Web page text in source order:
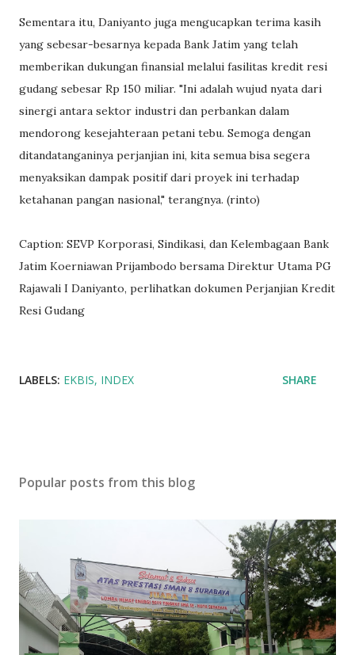
Sementara itu, Daniyanto juga mengucapkan terima kasih
yang sebesar-besarnya kepada Bank Jatim yang telah
memberikan dukungan finansial melalui fasilitas kredit resi
gudang sebesar Rp 150 miliar. "Ini adalah wujud nyata dari
sinergi antara sektor industri dan perbankan dalam
mendorong kesejahteraan petani tebu. Semoga dengan
ditandatanganinya perjanjian ini, kita semua bisa segera
menyaksikan dampak positif dari proyek ini terhadap
ketahanan pangan nasional," terangnya. (rinto)
Caption: SEVP Korporasi, Sindikasi, dan Kelembagaan Bank
Jatim Koerniawan Prijambodo bersama Direktur Utama PG
Rajawali I Daniyanto, perlihatkan dokumen Perjanjian Kredit
Resi Gudang
LABELS: EKBIS INDEX SHARE
Popular posts from this blog